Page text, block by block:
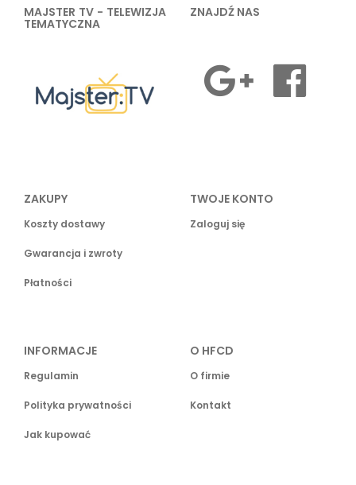
MAJSTER TV - TELEWIZJA
TEMATYCZNA
ZNAJDŹ NAS
ZAKUPY
Koszty dostawy
Gwarancja i zwroty
Płatności
TWOJE KONTO
Zaloguj się
INFORMACJE
Regulamin
Polityka prywatności
Jak kupować
O HFCD
O firmie
Kontakt